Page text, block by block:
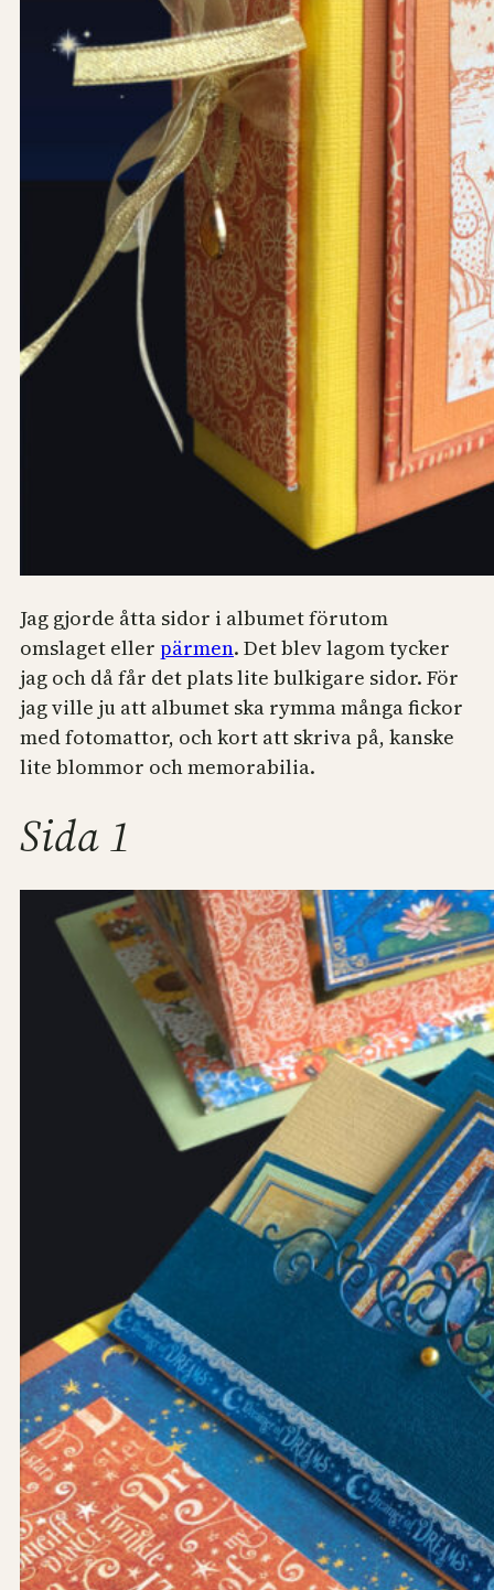
Jag gjorde åtta sidor i albumet förutom
omslaget eller pärmen. Det blev lagom tycker
jag och då får det plats lite bulkigare sidor. För
jag ville ju att albumet ska rymma många fickor
med fotomattor, och kort att skriva på, kanske
lite blommor och memorabilia.
Sida 1